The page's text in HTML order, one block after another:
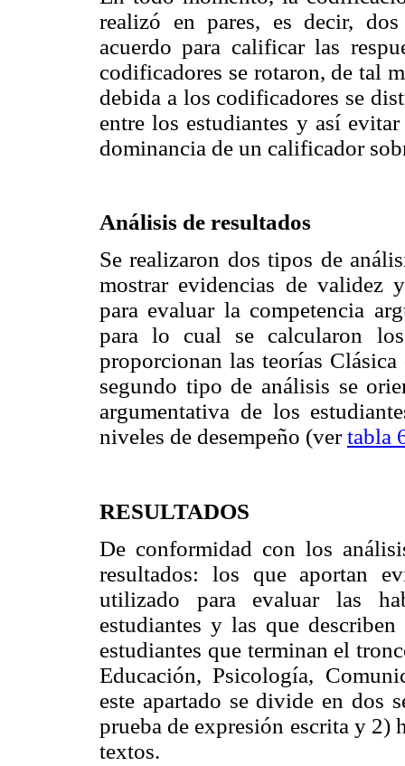
realizó en pares, es decir,
acuerdo para calificar las
codificadores se rotaron, de tal
debida a los codificadores se
entre los estudiantes y así
dominancia de un calificador
Análisis de resultados
Se realizaron dos tipos de
mostrar evidencias de validez
para evaluar la competencia
para lo cual se calcularon los
proporcionan las teorías
segundo tipo de análisis se
argumentativa de los
niveles de desempeño (vertabla
RESULTADOS
De conformidad con los
resultados: los que aportan
utilizado para evaluar las
estudiantes y las que
estudiantes que terminan el
Educación, Psicología,
este apartado se divide en dos
prueba de expresión escrita y 2)
textos.